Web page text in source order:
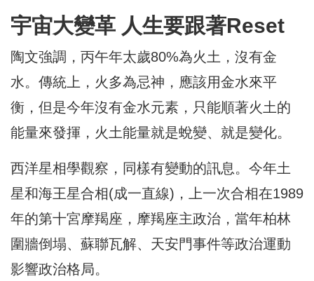
宇宙大變革 人生要跟著Reset
陶文強調，丙午年太歲80%為火土，沒有金
水。傳統上，火多為忌神，應該用金水來平
衡，但是今年沒有金水元素，只能順著火土的
能量來發揮，火土能量就是蛻變、就是變化。
西洋星相學觀察，同樣有變動的訊息。今年土
星和海王星合相(成一直線)，上一次合相在1989
年的第十宮摩羯座，摩羯座主政治，當年柏林
圍牆倒塌、蘇聯瓦解、天安門事件等政治運動
影響政治格局。